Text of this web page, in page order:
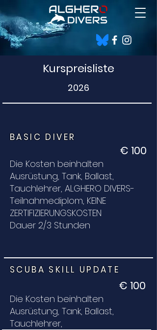
Kurspreisliste
2026
BASIC DIVER
€ 100
Die Kosten beinhalten
Ausrüstung, Tank, Ballast,
Tauchlehrer, ALGHERO DIVERS-
Teilnahmediplom, KEINE
ZERTIFIZIERUNGSKOSTEN
Dauer 2/3 Stunden
SCUBA SKILL UPDATE
€ 100
Die Kosten beinhalten
Ausrüstung, Tank, Ballast,
Tauchlehrer,